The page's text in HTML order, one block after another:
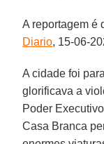
A reportagem é
Diario, 15-06-
A cidade foi
glorificava a
Poder
Casa Branca